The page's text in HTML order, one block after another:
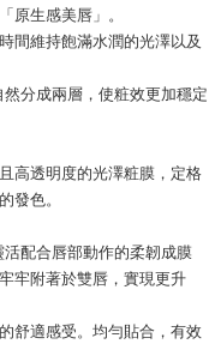
原生感美唇」。
間維持飽滿水潤的光澤以及
分成兩層，使粧效更加穩定
高透明度的光澤粧膜，定格
發色。
配合唇部動作的柔韌成膜
牢附著於雙唇，實現更升
舒適感受。均勻貼合，有效